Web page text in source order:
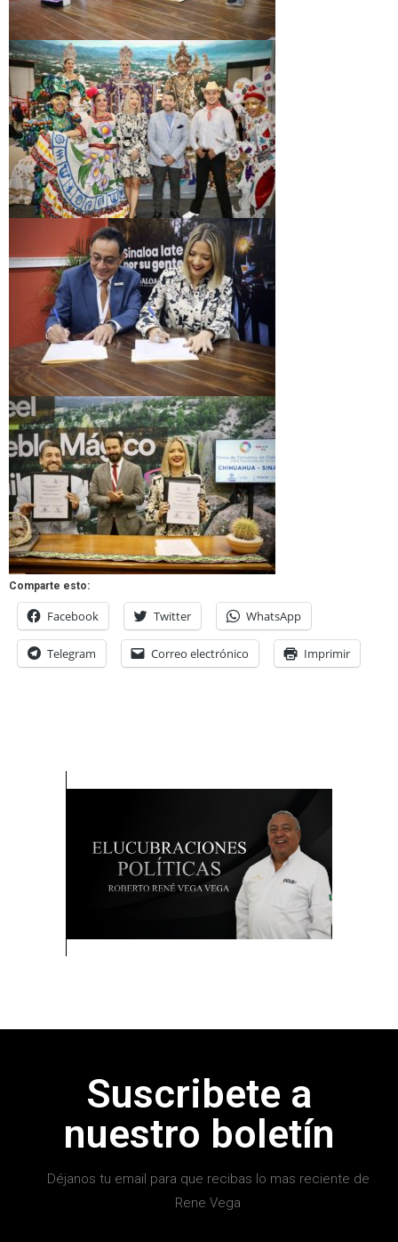
Comparte esto:
Facebook Twitter WhatsApp
Telegram Correo electrónico Imprimir
Suscribete a
nuestro boletín
Déjanos tu email para que recibas lo mas reciente de
Rene Vega